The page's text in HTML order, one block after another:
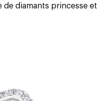
de diamants princesse et